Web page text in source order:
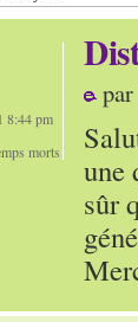
par
une
sûr
8:44 pm
morts